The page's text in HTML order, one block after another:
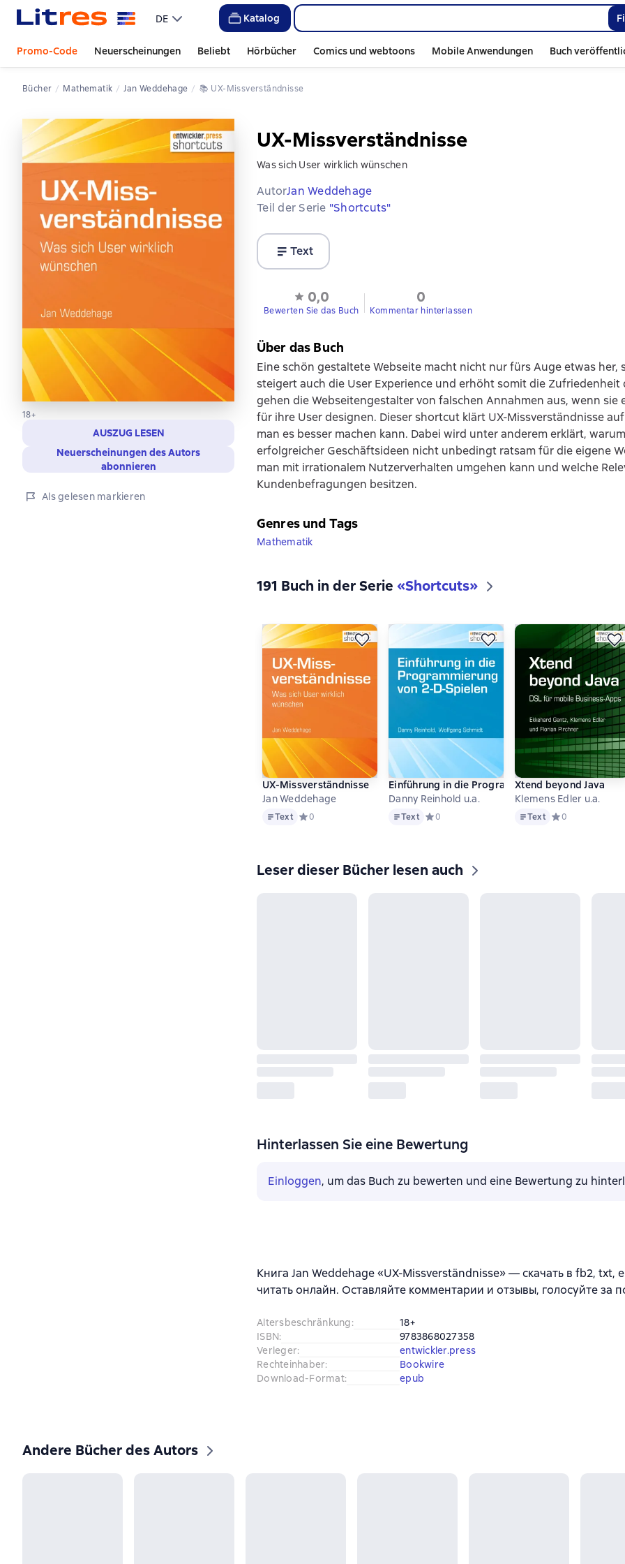
DE Katalog
Promo-Code Neuerscheinungen Beliebt Hörbücher Comics und webtoons Mobile Anwendungen Buch
Bücher Mathematik Jan Weddehage 📚 UX-Missverständnisse
18+
AUSZUG LESEN
Neuerscheinungen des Autors
abonnieren
Als gelesen markieren
UX-Missverständnisse
Was sich User wirklich wünschen
AutorJan Weddehage
Teil der Serie "Shortcuts"
Text
0,0
Bewerten Sie das Buch
0
Kommentar hinterlassen
Über das Buch
Eine schön gestaltete Webseite macht nicht nur fürs Auge etwas her,
steigert auch die User Experience und erhöht somit die Zufriedenheit
gehen die Webseitengestalter von falschen Annahmen aus, wenn sie
für ihre User designen. Dieser shortcut klärt UX-Missverständnisse
man es besser machen kann. Dabei wird unter anderem erklärt,
erfolgreicher Geschäftsideen nicht unbedingt ratsam für die eigene
man mit irrationalem Nutzerverhalten umgehen kann und welche
Kundenbefragungen besitzen.
Genres und Tags
Mathematik
191 Buch in der Serie «Shortcuts»
UX-Missverständnisse
Jan Weddehage
TextText Средний рейтинг 0 на основе 0 оценок
0
Einführung in die Programmierung von 2-D-
Danny Reinhold u.a.
TextText Средний рейтинг 0 на основе 0 оценок
0
Xtend beyond Java
Klemens Edler u.a.
TextText Средний рейтинг
0
Leser dieser Bücher lesen auch
Hinterlassen Sie eine Bewertung
Einloggen, um das Buch zu bewerten und eine Bewertung zu
Книга Jan Weddehage «UX-Missverständnisse» — скачать в fb2, txt,
читать онлайн. Оставляйте комментарии и отзывы, голосуйте за
Altersbeschränkung:
18+
ISBN:
9783868027358
Verleger:
entwickler.press
Rechteinhaber:
Bookwire
Download-Format: epub
Andere Bücher des Autors